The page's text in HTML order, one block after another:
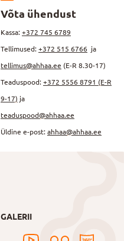
Võta ühendust
Kassa: +372 745 6789
Tellimused: +372 515 6766 ja
tellimus@ahhaa.ee (E-R 8.30-17)
Teaduspood: +372 5556 8791 (E-R
9-17) ja
teaduspood@ahhaa.ee
Üldine e-post: ahhaa@ahhaa.ee
GALERII